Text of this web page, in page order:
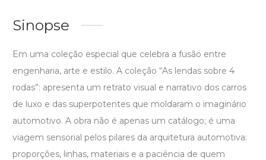
Sinopse
Em uma coleção especial que celebra a fusão entre
engenharia, arte e estilo. A coleção “As lendas sobre 4
rodas”: apresenta um retrato visual e narrativo dos carros
de luxo e das superpotentes que moldaram o imaginário
automotivo. A obra não é apenas um catálogo; é uma
viagem sensorial pelos pilares da arquitetura automotiva:
proporções, linhas, materiais e a paciência de quem